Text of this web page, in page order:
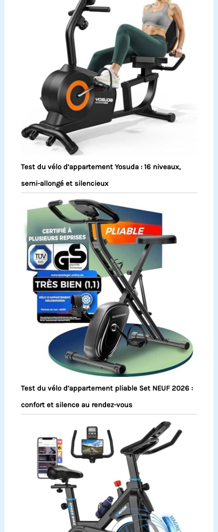
Test du vélo d’appartement Yosuda : 16 niveaux,
semi-allongé et silencieux
Test du vélo d’appartement pliable Set NEUF 2026 :
confort et silence au rendez-vous